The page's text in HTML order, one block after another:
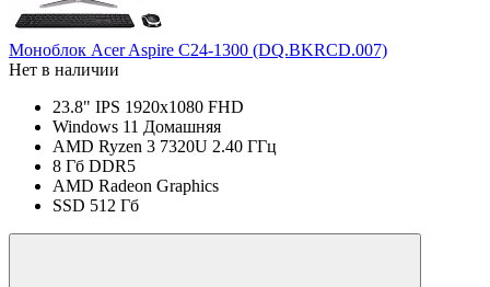
Моноблок Acer Aspire C24-1300 (DQ.BKRCD.007)
Нет в наличии
23.8" IPS 1920x1080 FHD
Windows 11 Домашняя
AMD Ryzen 3 7320U 2.40 ГГц
8 Гб DDR5
AMD Radeon Graphics
SSD 512 Гб